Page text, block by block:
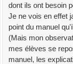
dont ils ont besoin
Je ne vois en effet
point du manuel
(Mais mon
mes élèves se
manuel, les